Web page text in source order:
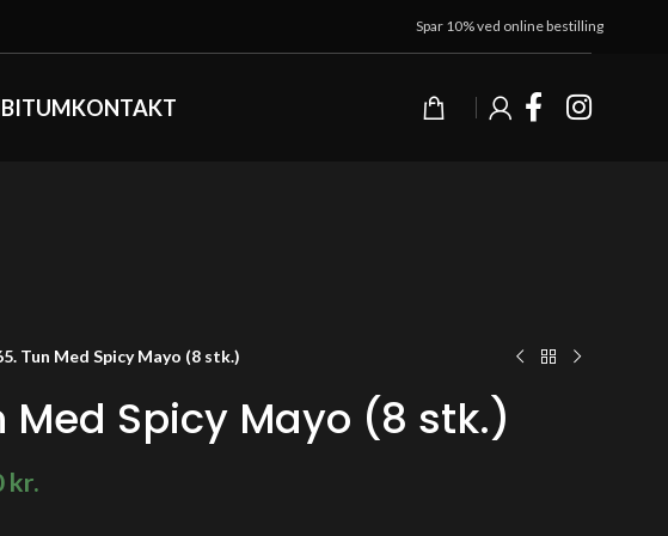
Spar 10% ved online bestilling
KONTAKT
Tun Med Spicy Mayo (8 stk.)
Med Spicy Mayo (8 stk.)
kr.